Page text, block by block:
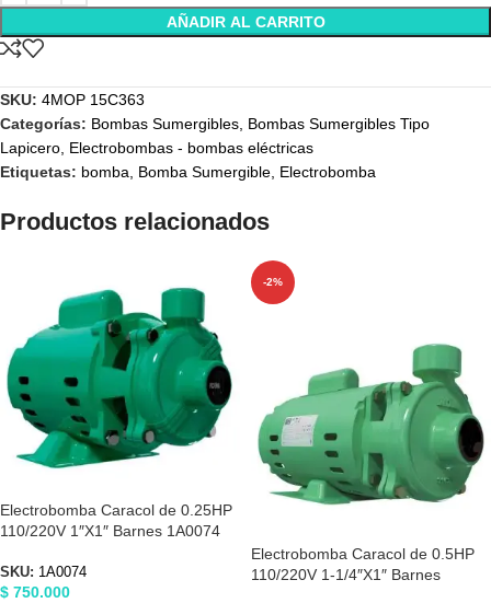
AÑADIR AL CARRITO
SKU: 4MOP 15C363
Categorías: Bombas Sumergibles Bombas Sumergibles Tipo
Lapicero Electrobombas - bombas eléctricas
Etiquetas: bomba Bomba Sumergible Electrobomba
Productos relacionados
Electrobomba Caracol de 0.25HP
110/220V 1″X1″ Barnes 1A0074
SKU: 1A0074
$ 750.000
-2%
Electrobomba Caracol de 0.5HP
110/220V 1-1/4″X1″ Barnes